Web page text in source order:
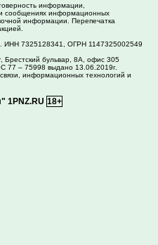
информации,
сообщениях информационных
информации. Перепечатка
7325128341, ОГРН 1147325002549
Брестский бульвар, 8А, офис 305
77 – 75998 выдано 13.06.2019г.
информационных технологий и
1PNZ.RU 18+